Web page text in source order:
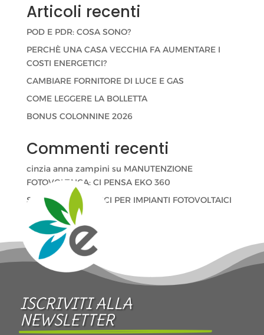
Articoli recenti
POD E PDR: COSA SONO?
PERCHÈ UNA CASA VECCHIA FA AUMENTARE I
COSTI ENERGETICI?
CAMBIARE FORNITORE DI LUCE E GAS
COME LEGGERE LA BOLLETTA
BONUS COLONNINE 2026
Commenti recenti
cinzia anna zampini su MANUTENZIONE
FOTOVOLTAICA: CI PENSA EKO 360
Stefano Velati
CCI PER IMPIANTI FOTOVOLTAICI
ISCRIVITI ALLA
NEWSLETTER